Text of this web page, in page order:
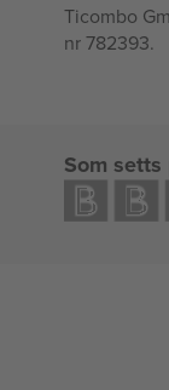
Ticombo
nr 782393.
Som